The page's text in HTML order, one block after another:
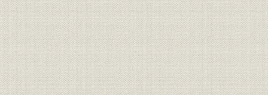
第三部
図目次
第一部
第二部